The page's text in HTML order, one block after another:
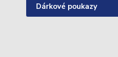
Dárkové poukazy